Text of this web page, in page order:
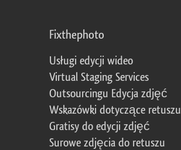
Fixthephoto
Usługi edycji wideo
Virtual Staging Services
Outsourcingu Edycja zdjęć
Wskazówki dotyczące retuszu
Gratisy do edycji zdjęć
Surowe zdjęcia do retuszu